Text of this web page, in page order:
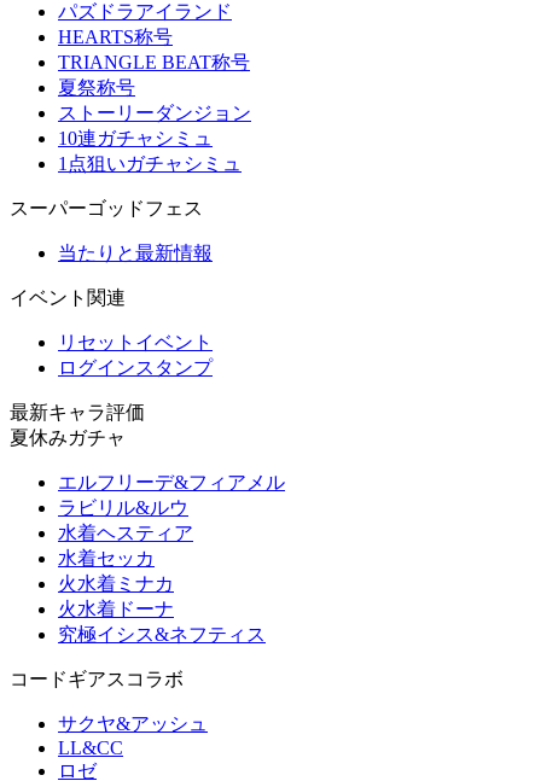
パズドラアイランド
HEARTS称号
TRIANGLE BEAT称号
夏祭称号
ストーリーダンジョン
10連ガチャシミュ
1点狙いガチャシミュ
スーパーゴッドフェス
当たりと最新情報
イベント関連
リセットイベント
ログインスタンプ
最新キャラ評価
夏休みガチャ
エルフリーデ&フィアメル
ラビリル&ルウ
水着ヘスティア
水着セッカ
火水着ミナカ
火水着ドーナ
究極イシス&ネフティス
コードギアスコラボ
サクヤ&アッシュ
LL&CC
ロゼ